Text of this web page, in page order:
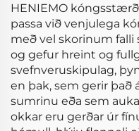
HENIEMO
passa við venjulega
með vel skorinum falli
og gefur hreint og
svefnveruskipulag,
en þak, sem gerir það
sumrinu eða sem
okkar eru gerðar úr